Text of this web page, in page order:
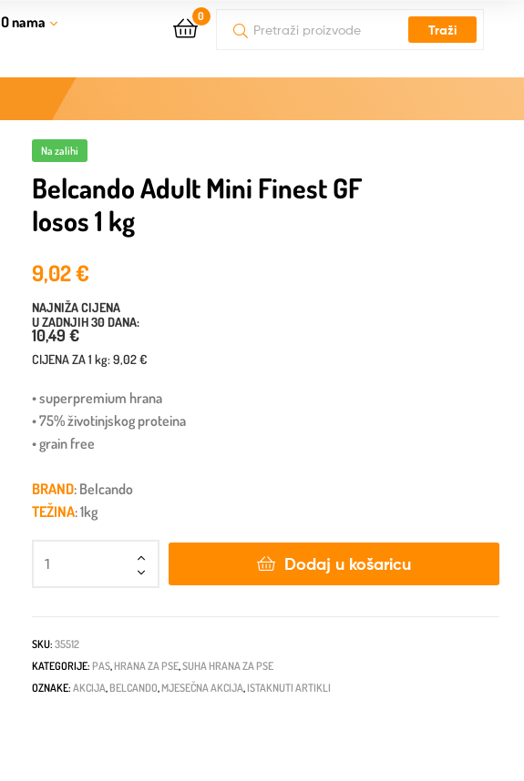
O nama 0
Traži
Na zalihi
Belcando Adult Mini Finest GF
losos 1 kg
9,02€
NAJNIŽA CIJENA
U ZADNJIH 30 DANA:
10,49 €
CIJENA ZA1 kg:9,02 €
• superpremium hrana
• 75% životinjskog proteina
• grain free
BRAND: Belcando
TEŽINA: 1kg
Dodaj u košaricu
SKU:35512
KATEGORIJE: PAS, HRANA ZA PSE,SUHA HRANA ZA PSE
OZNAKE:AKCIJA, BELCANDO, MJESEČNA AKCIJA, ISTAKNUTI ARTIKLI